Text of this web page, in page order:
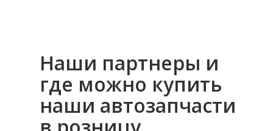
Наши партнеры и
где можно купить
наши автозапчасти